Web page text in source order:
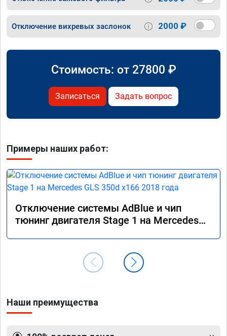
Отключение вихревых заслонок 2000 ₽
Стоимость: от 27800 ₽
Записаться Задать вопрос
Примеры наших работ:
Отключение системы AdBlue и чип
тюнинг двигателя Stage 1 на Mercedes
Наши преимущества